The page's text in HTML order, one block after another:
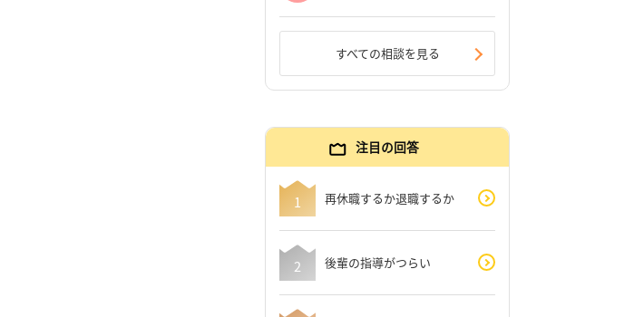
すべての相談を見る
注目の回答
再休職するか退職するか
後輩の指導がつらい